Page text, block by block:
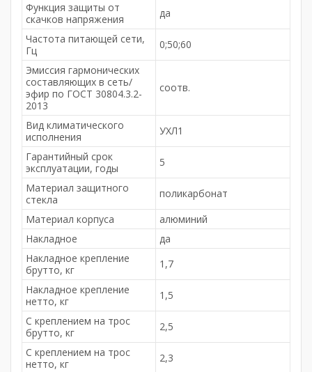
Функция защиты от
скачков напряжения
да
Частота питающей сети,
Гц
0;50;60
Эмиссия гармонических
составляющих в сеть/
эфир по ГОСТ 30804.3.2-
2013
соотв.
Вид климатического
исполнения
УХЛ1
Гарантийный срок
эксплуатации, годы
5
Материал защитного
стекла
поликарбонат
Материал корпуса
алюминий
Накладное
да
Накладное крепление
брутто, кг
1,7
Накладное крепление
нетто, кг
1,5
С креплением на трос
брутто, кг
2,5
С креплением на трос
нетто, кг
2,3